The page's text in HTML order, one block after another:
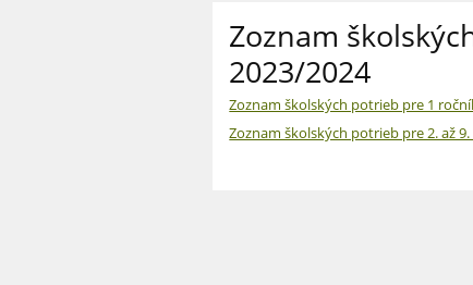
Zoznam
2023/2024
Zoznam školských potrieb pre 1
Zoznam školských potrieb pre 2. až